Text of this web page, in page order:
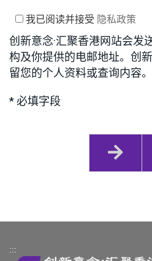
我已阅读并接受 隐私政策
创新意念·汇聚香港网站会发
构及你提供的电邮地址。创
留您的个人资料或查询内容。
* 必填字段
:::